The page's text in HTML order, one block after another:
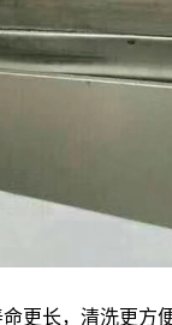
更长，清洗更方